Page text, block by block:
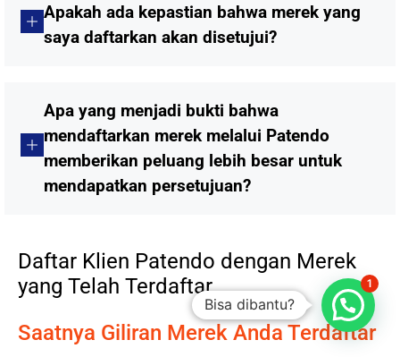
Apakah ada kepastian bahwa merek yang
saya daftarkan akan disetujui?
Apa yang menjadi bukti bahwa
mendaftarkan merek melalui Patendo
memberikan peluang lebih besar untuk
mendapatkan persetujuan?
Daftar Klien Patendo dengan Merek
yang Telah Terdaftar
Saatnya Giliran Merek Anda Terdaftar
Bisa dibantu?
1